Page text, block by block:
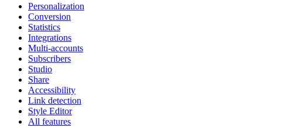
Personalization
Conversion
Statistics
Integrations
Multi-accounts
Subscribers
Studio
Share
Accessibility
Link detection
Style Editor
All features